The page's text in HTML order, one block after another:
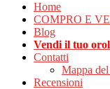
Home
COMPRO E
Blog
Vendi il tuo
Contatti
Mappa
Recensioni